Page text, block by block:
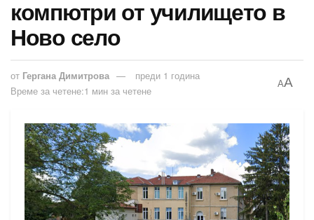
компютри от училището в
Ново село
от Гергана Димитрова
преди 1 година
Време за четене:1 мин за четене
AA